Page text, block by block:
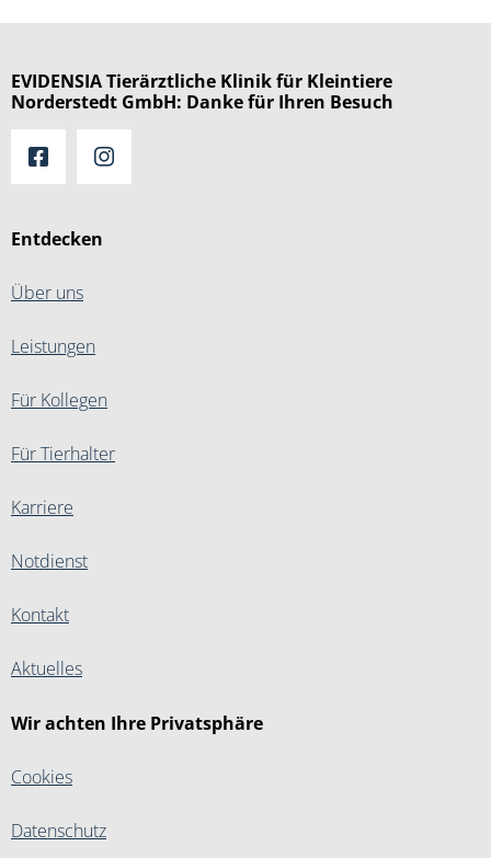
Entdecken
Über uns
Leistungen
Für Kollegen
Für Tierhalter
Karriere
Notdienst
Kontakt
Aktuelles
Wir achten Ihre Privatsphäre
Cookies
Datenschutz
EVIDENSIA Tierärztliche Klinik für Kleintiere
Norderstedt GmbH: Danke für Ihren Besuch